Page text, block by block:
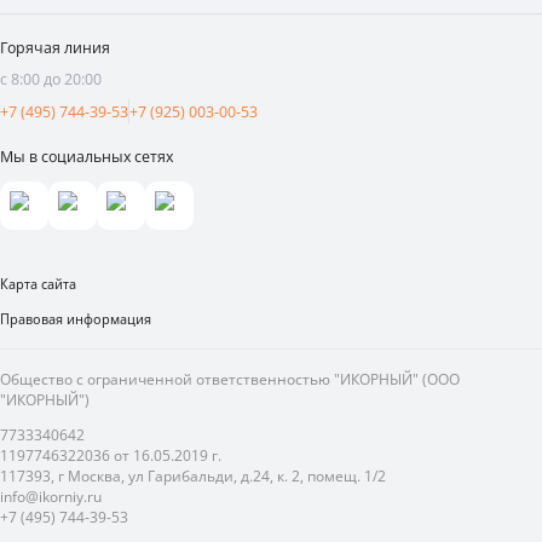
Видеоотзывы
Поставщикам
Аренда площадей
Реклама и продвижение
Вакансии
Мы в социальных сетях
Горячая линия
с 8:00 до 20:00
+7 (495) 744-39-53+7 (925) 003-00-53
Карта сайта
Правовая информация
Общество с ограниченной ответственностью "ИКОРНЫЙ" (ООО
"ИКОРНЫЙ")
7733340642
1197746322036 от 16.05.2019 г.
117393, г Москва, ул Гарибальди, д.24, к. 2, помещ. 1/2
info@ikorniy.ru
+7 (495) 744-39-53